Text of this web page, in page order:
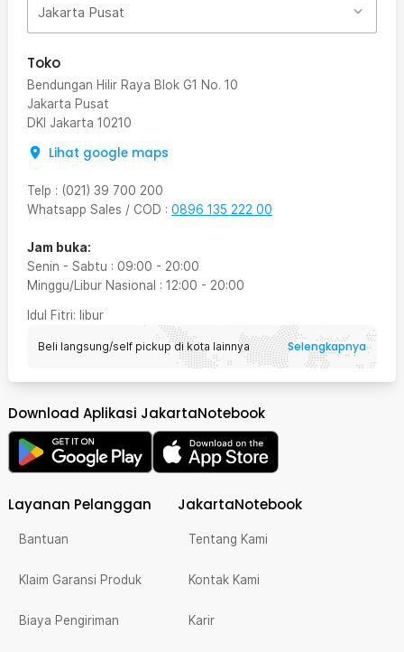
Jakarta Pusat
Toko
Bendungan Hilir Raya Blok G1 No. 10
Jakarta Pusat
DKI Jakarta 10210
Lihat google maps
Telp : (021) 39 700 200
Whatsapp Sales / COD : 0896 135 222 00
Jam buka:
Senin - Sabtu : 09:00 - 20:00
Minggu/Libur Nasional : 12:00 - 20:00
Idul Fitri: libur
Beli langsung/self pickup di kota lainnya Selengkapnya
Download Aplikasi JakartaNotebook
Layanan Pelanggan
Bantuan
Klaim Garansi Produk
Biaya Pengiriman
JakartaNotebook
Tentang Kami
Kontak Kami
Karir